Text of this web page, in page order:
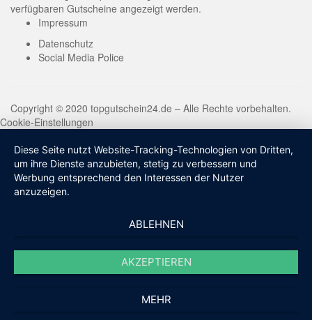
verfügbaren Gutscheine angezeigt werden.
Impressum
Datenschutz
Social Media Police
Copyright © 2020 topgutschein24.de – Alle Rechte vorbehalten.
Cookie-Einstellungen
Diese Seite nutzt Website-Tracking-Technologien von Dritten,
um ihre Dienste anzubieten, stetig zu verbessern und
Werbung entsprechend den Interessen der Nutzer
anzuzeigen.
ABLEHNEN
AKZEPTIEREN
MEHR